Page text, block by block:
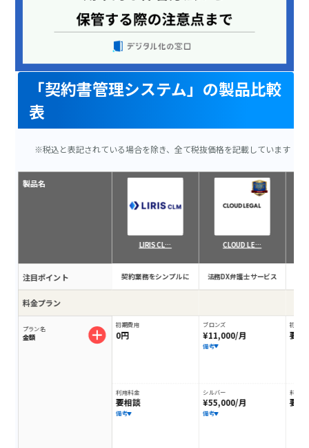
「契約書管理システム」の製品比較
表
※税込と表記されている場合を除き、全て税抜価格を記載しています
製品名
注目ポイント
料金プラン
プラン名
金額
LIRIS CL…
契約業務をシンプルに
初期費用
0円
利用料金
要相談
備考
CLOUD LE…
法務DX弁護士サービス
ブロンズ
¥11,000/月
備考
シルバー
¥55,000/月
備考
初期費
要相
料金
要相